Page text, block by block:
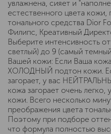
увлажнена, сияет и
естественного цвета кожи,
тонального средства Dior
Филипс, Креативный
Выберите интенсивность
светлый) до 9 (самый
Вашей кожи: Если Ваша кожа
ХОЛОДНЫЙ подтон кожи.
загорает, у вас
кожа загорает очень
кожи. Всего несколько
преображения цвета
Поэтому при подборе
что формула полностью